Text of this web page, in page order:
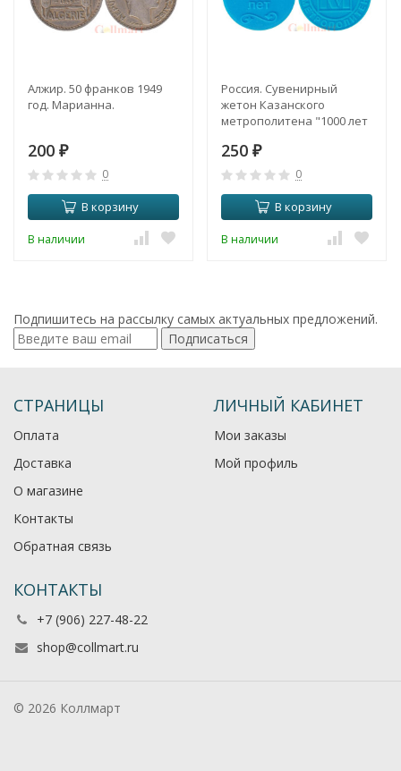
Алжир. 50 франков 1949
год. Марианна.
200 ₽
0
В корзину
В наличии
Россия. Сувенирный
жетон Казанского
метрополитена "1000 лет
(голубой)
250 ₽
0
В корзину
В наличии
Подпишитесь на рассылку самых актуальных предложений.
Подписаться
СТРАНИЦЫ
Оплата
Доставка
О магазине
Контакты
Обратная связь
ЛИЧНЫЙ КАБИНЕТ
Мои заказы
Мой профиль
КОНТАКТЫ
+7 (906) 227-48-22
shop@collmart.ru
© 2026 Коллмарт